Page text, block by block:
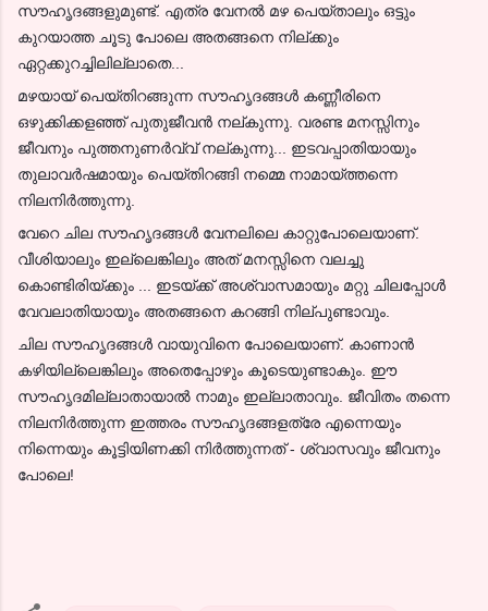
സൗഹൃദങ്ങളുമുണ്ട്. എത്ര വേനൽ മഴ പെയ്താലും ഒട്ടും
കുറയാത്ത ചൂടു പോലെ അതങ്ങനെ നില്ക്കും
ഏറ്റക്കുറച്ചിലില്ലാതെ...
മഴയായ് പെയ്തിറങ്ങുന്ന സൗഹൃദങ്ങൾ കണ്ണീരിനെ
ഒഴുക്കിക്കളഞ്ഞ് പുതുജീവൻ നല്കുന്നു. വരണ്ട മനസ്സിനും
ജീവനും പുത്തനുണർവ്വ് നല്കുന്നു... ഇടവപ്പാതിയായും
തുലാവർഷമായും പെയ്തിറങ്ങി നമ്മെ നാമായ്ത്തന്നെ
നിലനിർത്തുന്നു.
വേറെ ചില സൗഹൃദങ്ങൾ വേനലിലെ കാറ്റുപോലെയാണ്.
വീശിയാലും ഇല്ലെങ്കിലും അത് മനസ്സിനെ വലച്ചു
കൊണ്ടിരിയ്ക്കും ... ഇടയ്ക്ക് അശ്വാസമായും മറ്റു ചിലപ്പോൾ
വേവലാതിയായും അതങ്ങനെ കറങ്ങി നില്പുണ്ടാവും.
ചില സൗഹൃദങ്ങൾ വായുവിനെ പോലെയാണ്. കാണാൻ
കഴിയില്ലെങ്കിലും അതെപ്പോഴും കൂടെയുണ്ടാകും. ഈ
സൗഹൃദമില്ലാതായാൽ നാമും ഇല്ലാതാവും. ജീവിതം തന്നെ
നിലനിർത്തുന്ന ഇത്തരം സൗഹൃദങ്ങളത്രേ എന്നെയും
നിന്നെയും കൂട്ടിയിണക്കി നിർത്തുന്നത് - ശ്വാസവും ജീവനും
പോലെ!